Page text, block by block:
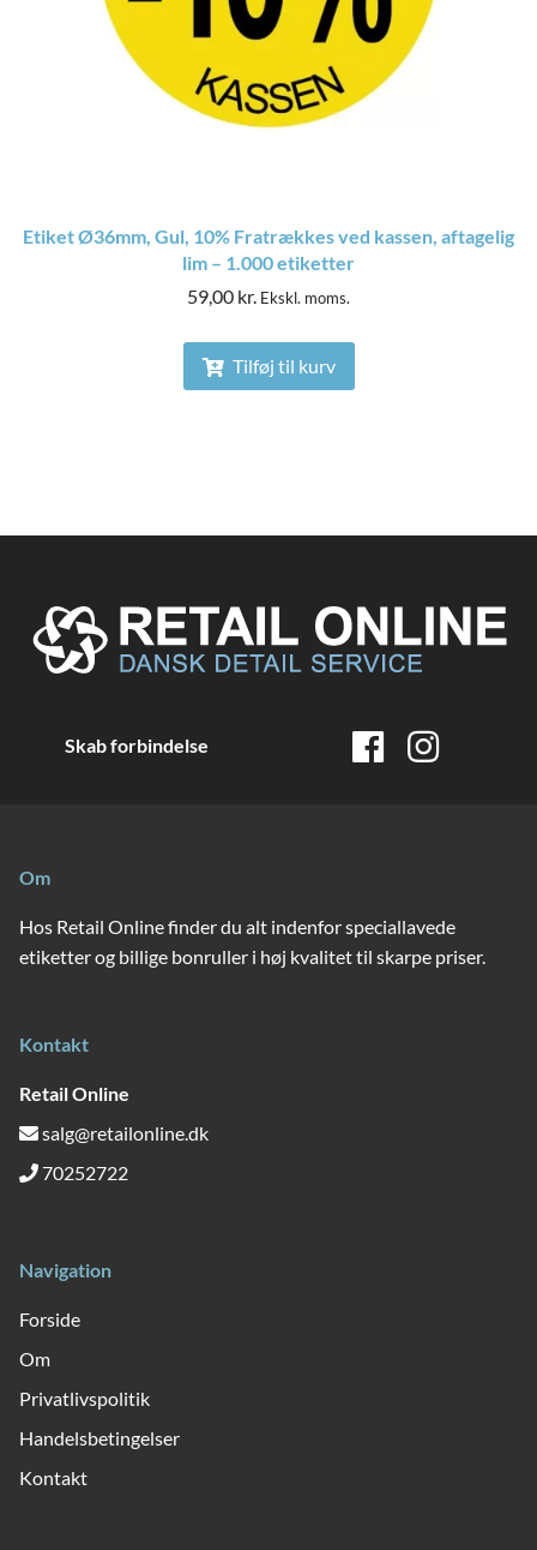
Etiket Ø36mm, Gul, 10% Fratrækkes ved kassen, aftagelig
lim – 1.000 etiketter
59,00 kr. Ekskl. moms.
Tilføj til kurv
Skab forbindelse
Om
Hos Retail Online finder du alt indenfor speciallavede
etiketter og billige bonruller i høj kvalitet til skarpe priser.
Kontakt
Retail Online
salg@retailonline.dk
70252722
Navigation
Forside
Om
Privatlivspolitik
Handelsbetingelser
Kontakt